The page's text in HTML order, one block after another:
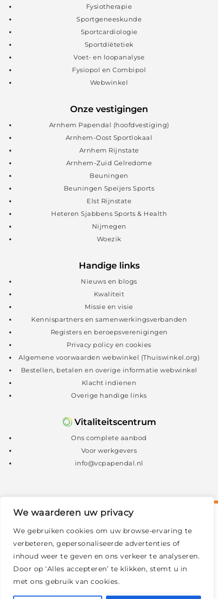
We waarderen uw privacy
We gebruiken cookies om uw browse-ervaring te
verbeteren, gepersonaliseerde advertenties of
inhoud weer te geven en ons verkeer te analyseren.
Door op ‘Alles accepteren’ te klikken, stemt u in
met ons gebruik van cookies.
Fysiotherapie
Sportgeneeskunde
Sportcardiologie
Sportdiëtetiek
Voet- en loopanalyse
Fysiopol en Combipol
Webwinkel
Onze vestigingen
Arnhem Papendal (hoofdvestiging)
Arnhem-Oost Sportlokaal
Arnhem Rijnstate
Arnhem-Zuid Gelredome
Beuningen
Beuningen Speijers Sports
Elst Rijnstate
Heteren Sjabbens Sports & Health
Nijmegen
Woezik
Handige links
Nieuws en blogs
Kwaliteit
Missie en visie
Kennispartners en samenwerkingsverbanden
Registers en beroepsverenigingen
Privacy policy en cookies
Algemene voorwaarden webwinkel (Thuiswinkel.org)
Bestellen, betalen en overige informatie webwinkel
Klacht indienen
Overige handige links
Vitaliteitscentrum
Ons complete aanbod
Voor werkgevers
info@vcpapendal.nl